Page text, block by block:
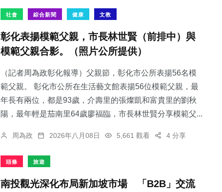
社會 綜合新聞 健康 文教
彰化表揚模範父親，市長林世賢（前排中）與
模範父親合影。（照片公所提供）
（記者周為政彰化報導）父親節，彰化市公所表揚56名模
範父親。 彰化市公所在生活藝文館表揚56位模範父親，最
年長有兩位，都是93歲，介壽里的張燦凱和富貴里的劉秋
陽，最年輕是茄南里64歲廖福臨，市長林世賢分享模範父...
周為政 2026年八月08日 5,661 觀看 4 分享
頭條 旅遊
南投觀光深化布局新加坡市場 「B2B」交流